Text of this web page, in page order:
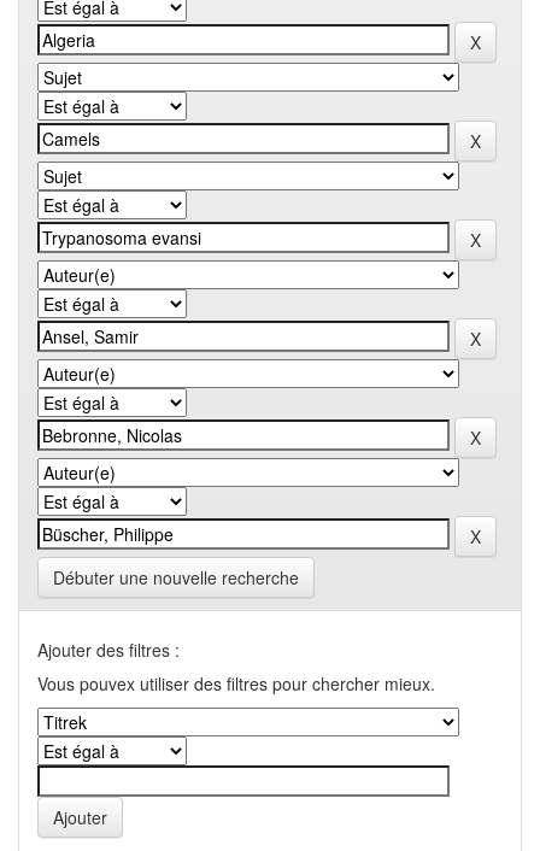
Débuter une nouvelle recherche
Ajouter des filtres :
Vous pouvex utiliser des filtres pour chercher mieux.